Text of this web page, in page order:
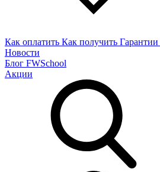
Как оплатить Как получить Гарантии
Новости
Блог FWSchool
Акции